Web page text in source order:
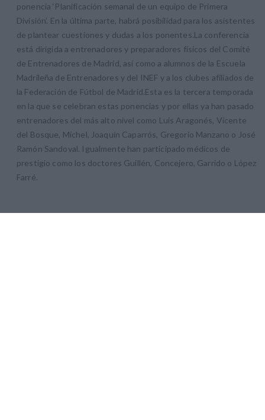
ponencia ‘Planificación semanal de un equipo de Primera
División’. En la última parte, habrá posibilidad para los asistentes
de plantear cuestiones y dudas a los ponentes.La conferencia
está dirigida a entrenadores y preparadores físicos del Comité
de Entrenadores de Madrid, así como a alumnos de la Escuela
Madrileña de Entrenadores y del INEF y a los clubes afiliados de
la Federación de Fútbol de Madrid.Esta es la tercera temporada
en la que se celebran estas ponencias y por ellas ya han pasado
entrenadores del más alto nivel como Luis Aragonés, Vicente
del Bosque, Míchel, Joaquín Caparrós, Gregorio Manzano o José
Ramón Sandoval. Igualmente han participado médicos de
prestigio como los doctores Guillén, Concejero, Garrido o López
Farré.